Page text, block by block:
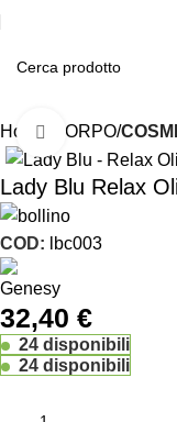
Home CORPO
Click to
Lady Blu Relax
COD: lbc003
32,40 €
24 disponibili
24 disponibili